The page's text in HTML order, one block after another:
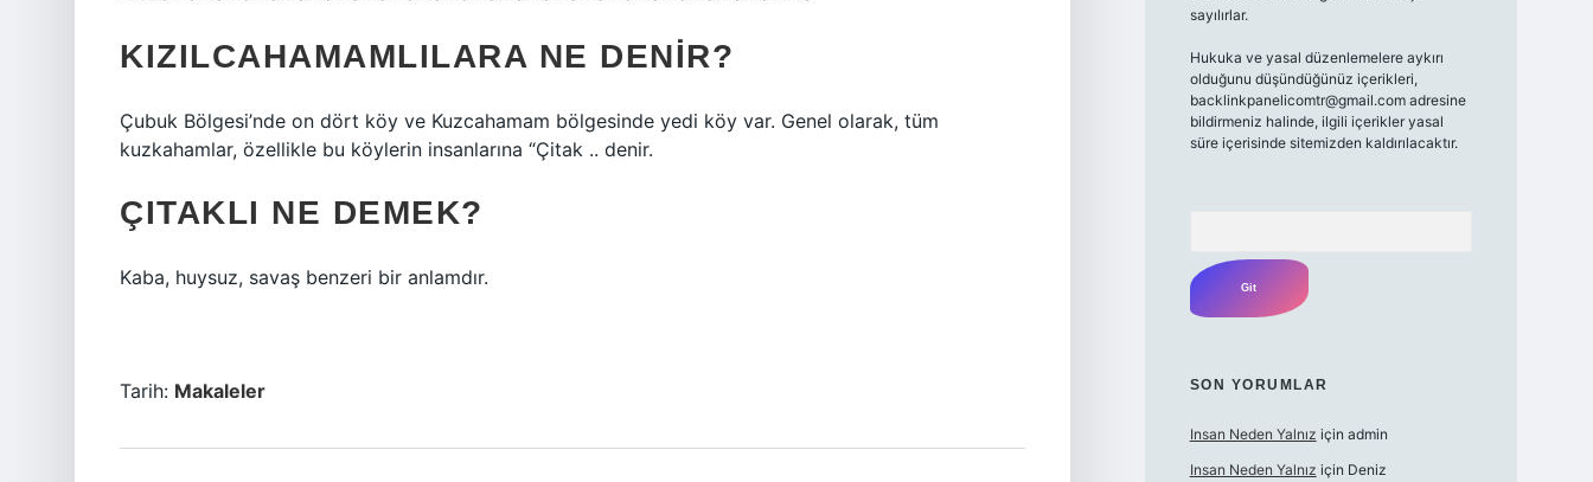
KIZILCAHAMAMLILARA NE DENIR?
Çubuk Bölgesi’nde on dört köy ve Kuzcahamam bölgesinde yedi köy var. Genel olarak, tüm
kuzkahamlar, özellikle bu köylerin insanlarına “Çitak .. denir.
ÇITAKLI NE DEMEK?
Kaba, huysuz, savaş benzeri bir anlamdır.
Tarih: Makaleler
sayılırlar.
Hukuka ve yasal düzenlemelere aykırı
olduğunu düşündüğünüz içerikleri,
backlinkpanelicomtr@gmail.comadresine
bildirmeniz halinde, ilgili içerikler yasal
süre içerisinde sitemizden kaldırılacaktır.
SON YORUMLAR
Insan Neden Yalnız için admin
Insan Neden Yalnız için Deniz